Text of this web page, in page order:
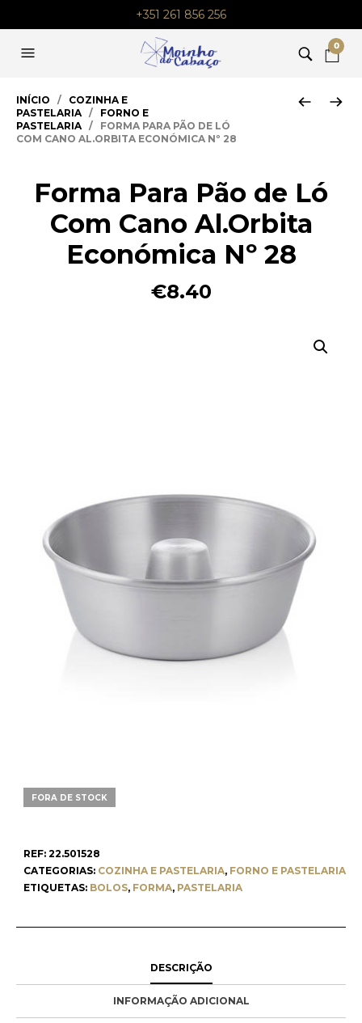
+351 261 856 256
0
INÍCIO / COZINHA E
PASTELARIA/ FORNO E
PASTELARIA/ FORMA PARA PÃO DE LÓ
COM CANO AL.ORBITA ECONÓMICA Nº 28
Forma Para Pão de Ló
Com Cano Al.Orbita
Económica Nº 28
€8.40
FORA DE STOCK
REF: 22.501528
CATEGORIAS: COZINHA E PASTELARIA, FORNO E PASTELARIA
ETIQUETAS: BOLOS, FORMA, PASTELARIA
DESCRIÇÃO
INFORMAÇÃO ADICIONAL